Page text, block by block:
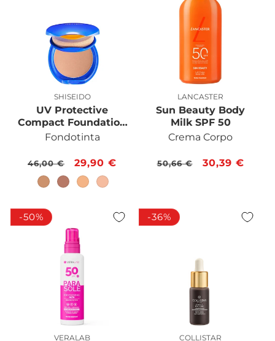
Produttore:
SHISEIDO
UV Protective
Compact Foundation
SPF30
Fondotinta
Prezzo
di
46,00 €
Prezzo
scontato
29,90 €
Produttore:
LANCASTER
Sun Beauty Body
Milk SPF 50
Crema Corpo
Prezzo
50,66 €
Prezzo
30,39 €
-50%
VERALAB
-36%
COLLISTAR